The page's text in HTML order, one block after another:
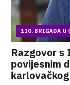
110. BRIGADA U
Razgovor s
povijesnim